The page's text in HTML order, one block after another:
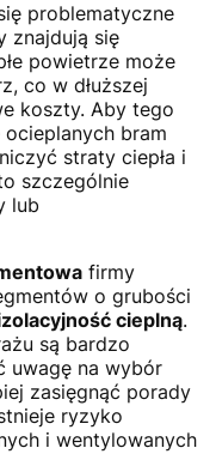
problematyczne
znajdują się
powietrze może
co w dłuższej
koszty. Aby tego
bram
straty ciepła i
szczególnie
lub
firmy
o grubości
cieplną.
są bardzo
uwagę na wybór
zasięgnąć porady
ryzyko
i wentylowanych